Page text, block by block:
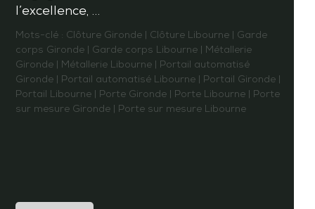
l’excellence, …
Mots-clé : Clôture Gironde Clôture Libourne
Garde
corps Gironde
Garde corps Libourne
Métallerie
Gironde
Métallerie Libourne
Portail automatisé
Gironde
Portail automatisé Libourne Portail Gironde
Portail Libourne
Porte Gironde Porte Libourne
Porte
sur mesure Gironde
Porte sur mesure Libourne